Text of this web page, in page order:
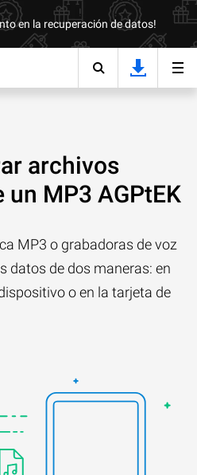
en la recuperación de datos!
archivos
MP3 AGPtEK
MP3 o grabadoras de voz
datos de dos maneras: en
o en la tarjeta de